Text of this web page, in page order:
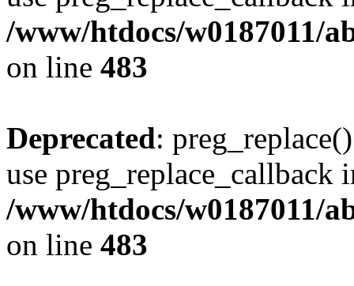
/www/htdocs/w0187011/
on line 483
Deprecated:
use preg_replace_callback
/www/htdocs/w0187011/
on line 483